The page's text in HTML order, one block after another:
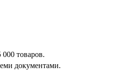
000 товаров.
документами.